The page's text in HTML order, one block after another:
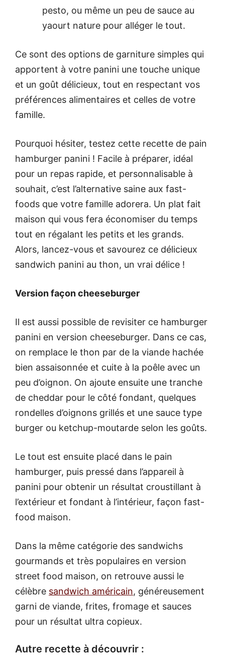
pesto, ou même un peu de sauce au
yaourt nature pour alléger le tout.
Ce sont des options de garniture simples qui
apportent à votre panini une touche unique
et un goût délicieux, tout en respectant vos
préférences alimentaires et celles de votre
famille.
Pourquoi hésiter, testez cette recette de pain
hamburger panini ! Facile à préparer, idéal
pour un repas rapide, et personnalisable à
souhait, c’est l’alternative saine aux fast-
foods que votre famille adorera. Un plat fait
maison qui vous fera économiser du temps
tout en régalant les petits et les grands.
Alors, lancez-vous et savourez ce délicieux
sandwich panini au thon, un vrai délice !
Version façon cheeseburger
Il est aussi possible de revisiter ce hamburger
panini en version cheeseburger. Dans ce cas,
on remplace le thon par de la viande hachée
bien assaisonnée et cuite à la poêle avec un
peu d’oignon. On ajoute ensuite une tranche
de cheddar pour le côté fondant, quelques
rondelles d’oignons grillés et une sauce type
burger ou ketchup-moutarde selon les goûts.
Le tout est ensuite placé dans le pain
hamburger, puis pressé dans l’appareil à
panini pour obtenir un résultat croustillant à
l’extérieur et fondant à l’intérieur, façon fast-
food maison.
Dans la même catégorie des sandwichs
gourmands et très populaires en version
street food maison, on retrouve aussi le
célèbre sandwich américain, généreusement
garni de viande, frites, fromage et sauces
pour un résultat ultra copieux.
Autre recette à découvrir :